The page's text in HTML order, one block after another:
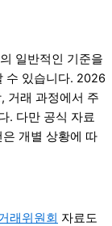
일반적인 기준을
수 있습니다. 2026
거래 과정에서 주
. 다만 공식 자료
개별 상황에 따
래위원회 자료도